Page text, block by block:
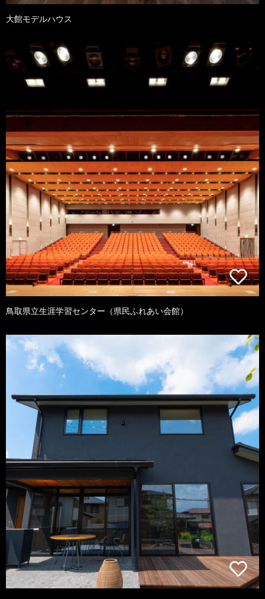
大館モデルハウス
鳥取県立生涯学習センター（県民ふれあい会館）